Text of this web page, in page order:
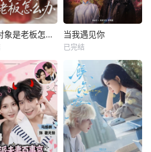
网恋对象是老板怎么办 当我遇见你
已完结